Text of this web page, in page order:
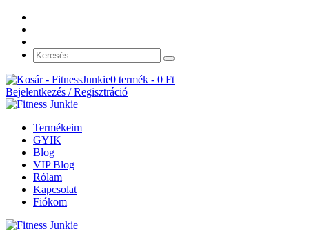
0 termék - 0 Ft
Bejelentkezés / Regisztráció
Termékeim
GYIK
Blog
VIP Blog
Rólam
Kapcsolat
Fiókom